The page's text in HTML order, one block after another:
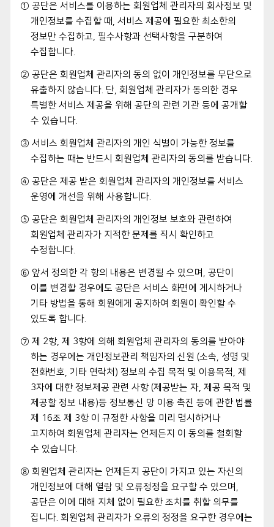
① 공단은 서비스를 이용하는 회원업체 관리자의 회사정보 및
개인정보를 수집할 때, 서비스 제공에 필요한 최소한의
정보만 수집하고, 필수사항과 선택사항을 구분하여
수집합니다.
② 공단은 회원업체 관리자의 동의 없이 개인정보를 무단으로
유출하지 않습니다. 단, 회원업체 관리자가 동의한 경우
특별한 서비스 제공을 위해 공단의 관련 기관 등에 공개할
수 있습니다.
③ 서비스 회원업체 관리자의 개인 식별이 가능한 정보를
수집하는 때는 반드시 회원업체 관리자의 동의를 받습니다.
④ 공단은 제공 받은 회원업체 관리자의 개인정보를 서비스
운영에 개선을 위해 사용합니다.
⑤ 공단은 회원업체 관리자의 개인정보 보호와 관련하여
회원업체 관리자가 지적한 문제를 직시 확인하고
수정합니다.
⑥ 앞서 정의한 각 항의 내용은 변경될 수 있으며, 공단이
이를 변경할 경우에도 공단은 서비스 화면에 게시하거나
기타 방법을 통해 회원에게 공지하여 회원이 확인할 수
있도록 합니다.
⑦ 제 2항, 제 3항에 의해 회원업체 관리자의 동의를 받아야
하는 경우에는 개인정보관리 책임자의 신원 (소속, 성명 및
전화번호, 기타 연락처) 정보의 수집 목적 및 이용목적, 제
3자에 대한 정보제공 관련 사항 (제공받는 자, 제공 목적 및
제공할 정보 내용)등 정보통신 망 이용 촉진 등에 관한 법률
제 16조 제 3항 이 규정한 사항을 미리 명시하거나
고지하여 회원업체 관리자는 언제든지 이 동의를 철회할
수 있습니다.
⑧ 회원업체 관리자는 언제든지 공단이 가지고 있는 자신의
개인정보에 대해 열람 및 오류정정을 요구할 수 있으며,
공단은 이에 대해 지체 없이 필요한 조치를 취할 의무를
집니다. 회원업체 관리자가 오류의 정정을 요구한 경우에는